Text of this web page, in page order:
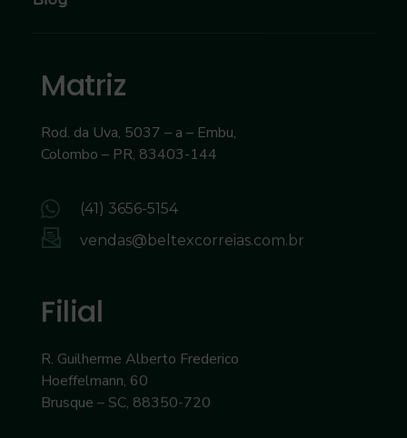
Matriz
Rod. da Uva, 5037 – a – Embu,
Colombo – PR, 83403-144
(41) 3656-5154
vendas@beltexcorreias.com.br
Filial
R. Guilherme Alberto Frederico
Hoeffelmann, 60
Brusque – SC, 88350-720